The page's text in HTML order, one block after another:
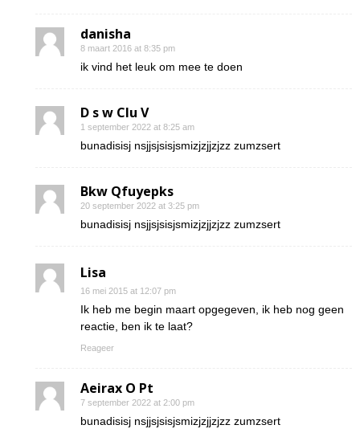
danisha
8 maart 2016 at 8:35 pm
ik vind het leuk om mee te doen
D s w Clu V
1 september 2022 at 8:25 am
bunadisisj nsjjsjsisjsmizjzjjzjzz zumzsert
Bkw Qfuyepks
20 september 2022 at 3:25 pm
bunadisisj nsjjsjsisjsmizjzjjzjzz zumzsert
Lisa
16 mei 2015 at 12:07 pm
Ik heb me begin maart opgegeven, ik heb nog geen
reactie, ben ik te laat?
Reageer
Aeirax O Pt
7 september 2022 at 2:00 pm
bunadisisj nsjjsjsisjsmizjzjjzjzz zumzsert